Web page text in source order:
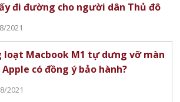
đi đường cho người dân Thủ đô
2021
loạt Macbook M1 tự dưng vỡ màn
có đồng ý bảo hành?
2021